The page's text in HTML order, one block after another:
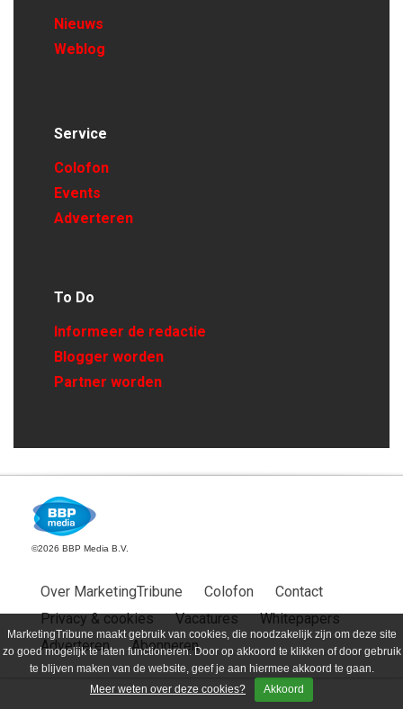
MarketingTribune maakt gebruik van cookies, die noodzakelijk zijn om deze site
zo goed mogelijk te laten functioneren. Door op akkoord te klikken of door gebruik
te blijven maken van de website, geef je aan hiermee akkoord te gaan.
Meer weten over deze cookies?
Akkoord
Nieuws
Weblog
Service
Colofon
Events
Adverteren
To Do
Informeer de redactie
Blogger worden
Partner worden
©2026 BBP Media B.V.
Over MarketingTribune Colofon
Contact
Privacy & cookies
Vacatures
Whitepapers
Adverteren
Abonneren